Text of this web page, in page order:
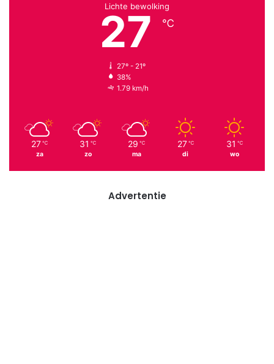
Lichte bewolking
27 ℃
27º - 21º
38%
1.79 km/h
27 ℃
za
31 ℃
zo
29 ℃
ma
27 ℃
di
31 ℃
wo
Advertentie